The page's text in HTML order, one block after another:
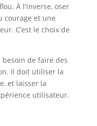
À l'inverse, oser
courage et une
C’est le choix de
de faire des
Il doit utiliser la
et laisser la
utilisateur.